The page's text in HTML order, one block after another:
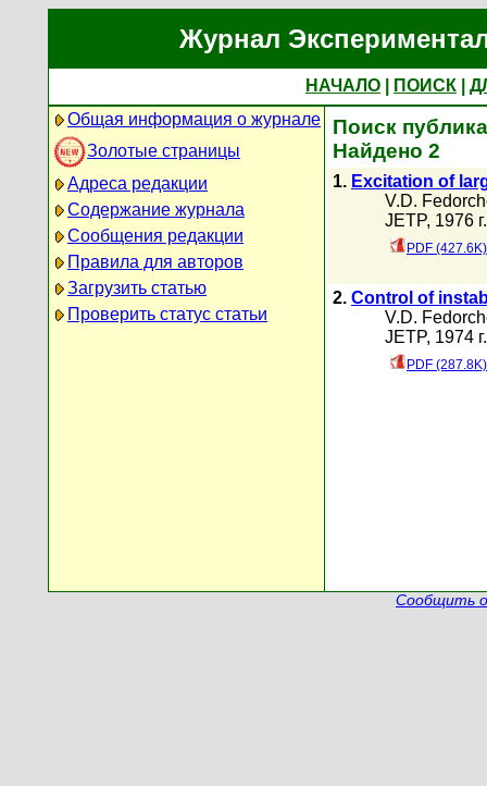
Журнал
НАЧАЛО ПОИСК
Общая информация о журнале
Золотые страницы
Адреса редакции
Содержание журнала
Сообщения редакции
Правила для авторов
Загрузить статью
Проверить статус статьи
Поиск
Найдено 2
1. Excitation of
V.D.
JETP, 1976
PDF (427.6K)
2. Control of
V.D.
JETP, 1974
PDF (287.8K)
Сообщить о